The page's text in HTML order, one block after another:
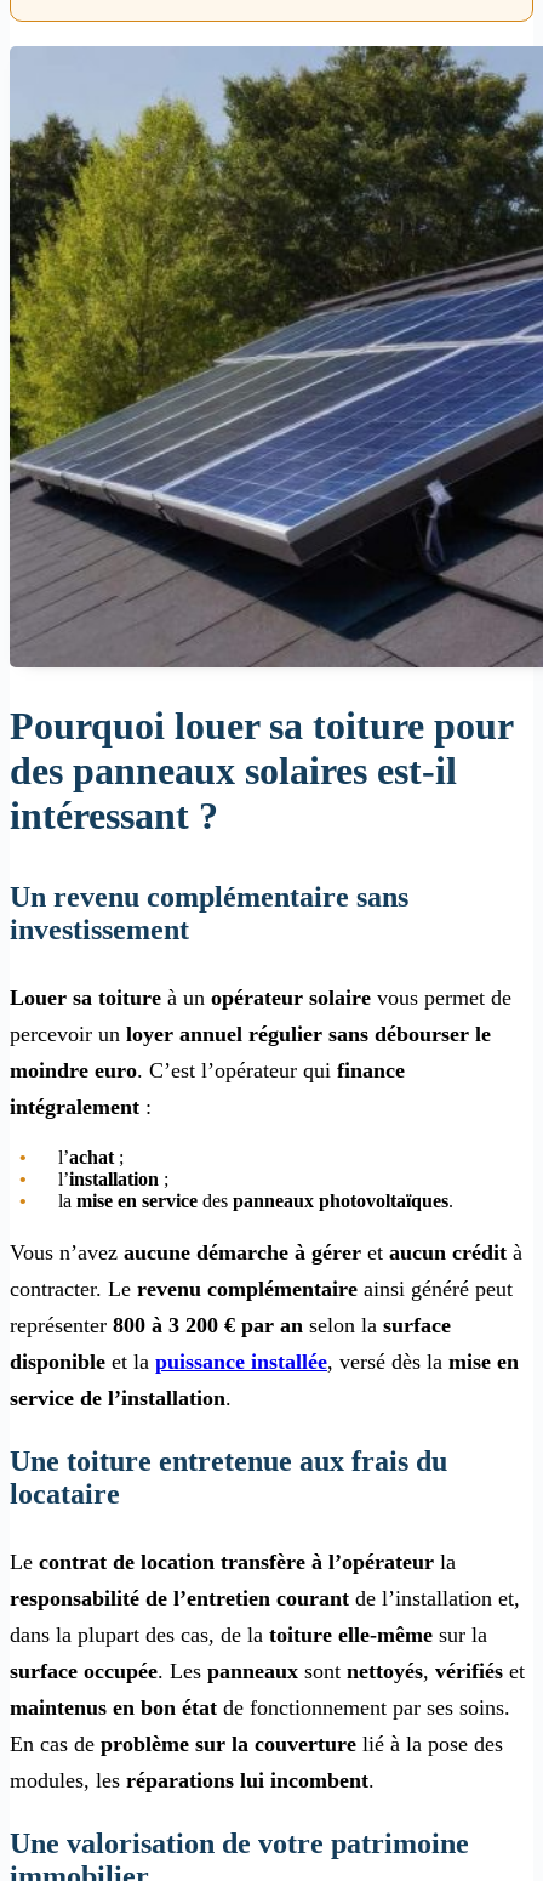
Pourquoi louer sa toiture pour
des panneaux solaires est-il
intéressant ?
Un revenu complémentaire sans
investissement
Louer sa toiture à un opérateur solaire vous permet de
percevoir un loyer annuel régulier sans débourser le
moindre euro. C’est l’opérateur qui finance
intégralement :
l’achat ;
l’installation ;
la mise en service des panneaux photovoltaïques.
Vous n’avez aucune démarche à gérer et aucun crédit à
contracter. Le revenu complémentaire ainsi généré peut
représenter 800 à 3 200 € par an selon la surface
disponible et la puissance installée, versé dès la mise en
service de l’installation.
Une toiture entretenue aux frais du
locataire
Le contrat de location transfère à l’opérateur la
responsabilité de l’entretien courant de l’installation et,
dans la plupart des cas, de la toiture elle-même sur la
surface occupée. Les panneaux sont nettoyés, vérifiés et
maintenus en bon état de fonctionnement par ses soins.
En cas de problème sur la couverture lié à la pose des
modules, les réparations lui incombent.
Une valorisation de votre patrimoine